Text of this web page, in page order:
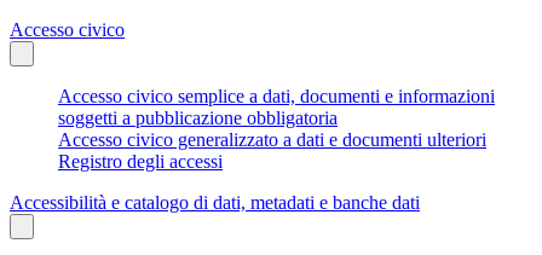
Accesso civico
Accesso civico semplice a dati, documenti e informazioni
soggetti a pubblicazione obbligatoria
Accesso civico generalizzato a dati e documenti ulteriori
Registro degli accessi
Accessibilità e catalogo di dati, metadati e banche dati